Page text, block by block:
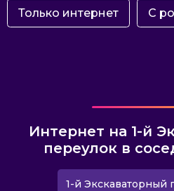
Только интернет С
Интернет на 1-й
переулок в
1-й Экскаваторный